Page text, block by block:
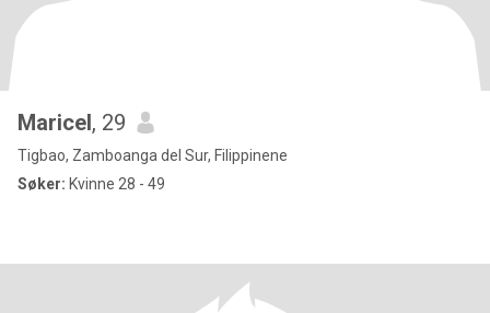
Maricel, 29
Tigbao, Zamboanga del Sur, Filippinene
Søker: Kvinne 28 - 49